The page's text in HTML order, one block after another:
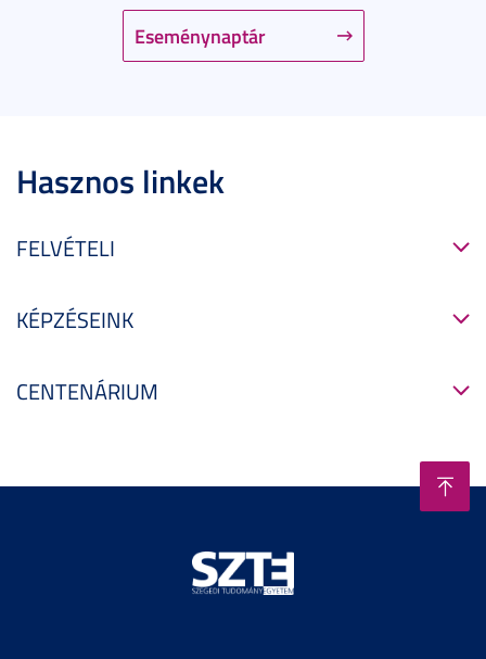
Eseménynaptár
Hasznos linkek
FELVÉTELI
KÉPZÉSEINK
CENTENÁRIUM